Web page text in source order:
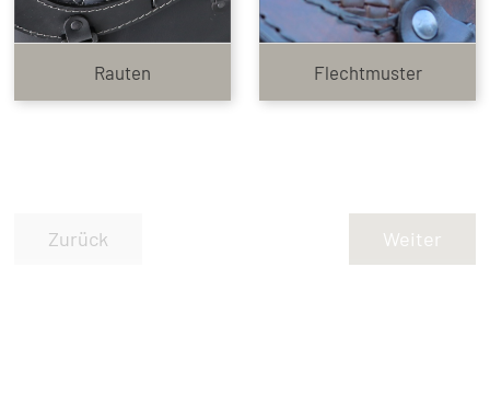
Zurück
Rauten Flechtmuster
Weiter